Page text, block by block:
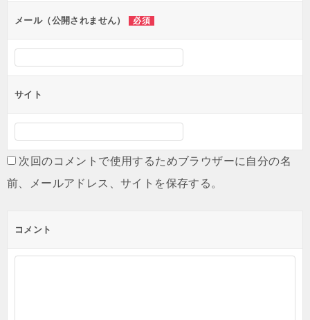
ンメール（公開されません） 必須
サイト
次回のコメントで使用するためブラウザーに自分の名
前、メールアドレス、サイトを保存する。
コメント